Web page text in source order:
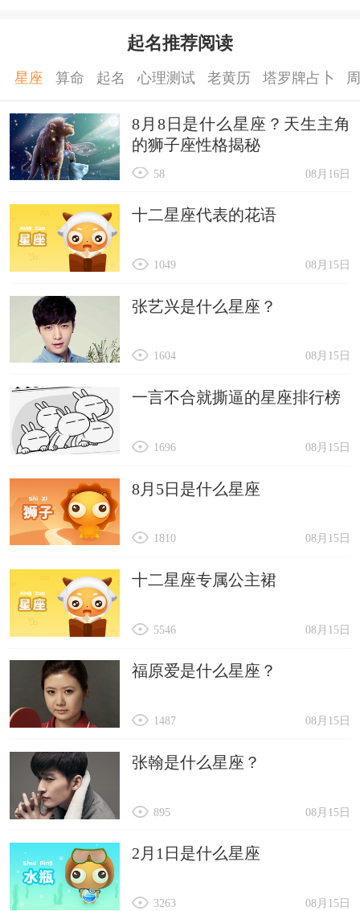
起名推荐阅读
星座 算命 起名 心理测试 老黄历 塔罗牌占卜
8月8日是什么星座？天生主角
的狮子座性格揭秘
08月16日
58
十二星座代表的花语
08月15日
1049
张艺兴是什么星座？
08月15日
1604
一言不合就撕逼的星座排行榜
08月15日
1696
8月5日是什么星座
08月15日
1810
十二星座专属公主裙
08月15日
5546
福原爱是什么星座？
08月15日
1487
张翰是什么星座？
08月15日
895
2月1日是什么星座
08月15日
3263